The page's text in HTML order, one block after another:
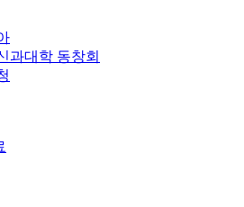
과대학 동창회